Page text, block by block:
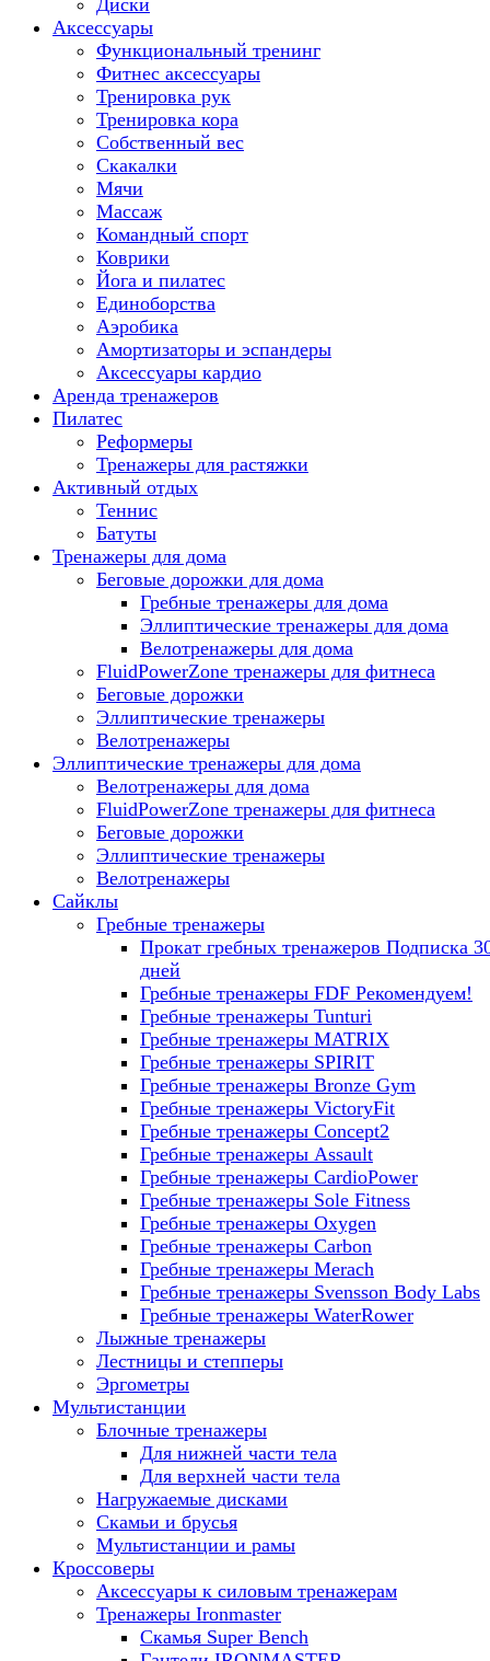
Диски
Аксессуары
Функциональный тренинг
Фитнес аксессуары
Тренировка рук
Тренировка кора
Собственный вес
Скакалки
Мячи
Массаж
Командный спорт
Коврики
Йога и пилатес
Единоборства
Аэробика
Амортизаторы и эспандеры
Аксессуары кардио
Аренда тренажеров
Пилатес
Реформеры
Тренажеры для растяжки
Активный отдых
Теннис
Батуты
Тренажеры для дома
Беговые дорожки для дома
Гребные тренажеры для дома
Эллиптические тренажеры для дома
Велотренажеры для дома
FluidPowerZone тренажеры для фитнеса
Беговые дорожки
Эллиптические тренажеры
Велотренажеры
Эллиптические тренажеры для дома
Велотренажеры для дома
FluidPowerZone тренажеры для фитнеса
Беговые дорожки
Эллиптические тренажеры
Велотренажеры
Сайклы
Гребные тренажеры
Прокат гребных тренажеров Подписка
дней
Гребные тренажеры FDF Рекомендуем!
Гребные тренажеры Tunturi
Гребные тренажеры MATRIX
Гребные тренажеры SPIRIT
Гребные тренажеры Bronze Gym
Гребные тренажеры VictoryFit
Гребные тренажеры Concept2
Гребные тренажеры Assault
Гребные тренажеры CardioPower
Гребные тренажеры Sole Fitness
Гребные тренажеры Oxygen
Гребные тренажеры Carbon
Гребные тренажеры Merach
Гребные тренажеры Svensson Body Labs
Гребные тренажеры WaterRower
Лыжные тренажеры
Лестницы и степперы
Эргометры
Мультистанции
Блочные тренажеры
Для нижней части тела
Для верхней части тела
Нагружаемые дисками
Скамьи и брусья
Мультистанции и рамы
Кроссоверы
Аксессуары к силовым тренажерам
Тренажеры Ironmaster
Скамья Super Bench